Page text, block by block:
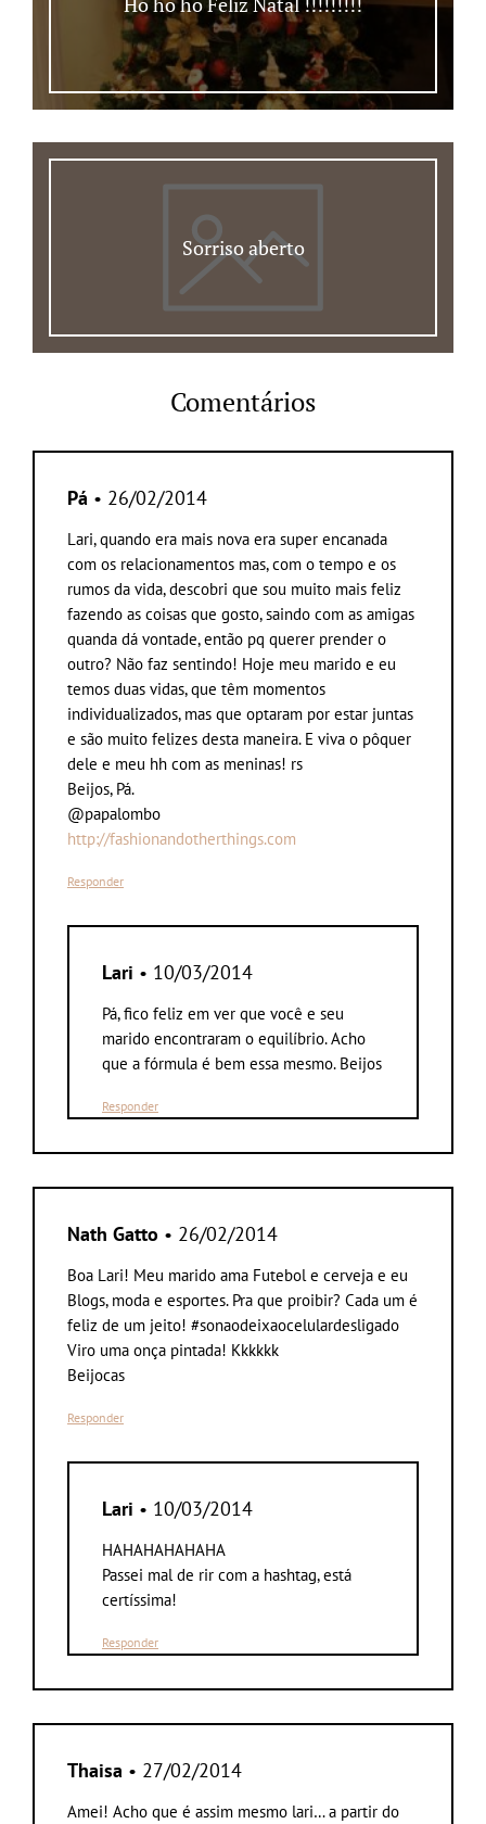
Sorriso aberto
Comentários
Pá • 26/02/2014
Lari, quando era mais nova era super encanada
com os relacionamentos mas, com o tempo e os
rumos da vida, descobri que sou muito mais feliz
fazendo as coisas que gosto, saindo com as amigas
quanda dá vontade, então pq querer prender o
outro? Não faz sentindo! Hoje meu marido e eu
temos duas vidas, que têm momentos
individualizados, mas que optaram por estar juntas
e são muito felizes desta maneira. E viva o pôquer
dele e meu hh com as meninas! rs
Beijos, Pá.
@papalombo
http://fashionandotherthings.com
Responder
Lari • 10/03/2014
Pá, fico feliz em ver que você e seu
marido encontraram o equilíbrio. Acho
que a fórmula é bem essa mesmo. Beijos
Responder
Nath Gatto • 26/02/2014
Boa Lari! Meu marido ama Futebol e cerveja e eu
Blogs, moda e esportes. Pra que proibir? Cada um é
feliz de um jeito! #sonaodeixaocelulardesligado
Viro uma onça pintada! Kkkkkk
Beijocas
Responder
Lari • 10/03/2014
HAHAHAHAHAHA
Passei mal de rir com a hashtag, está
certíssima!
Responder
Thaisa • 27/02/2014
Amei! Acho que é assim mesmo lari… a partir do